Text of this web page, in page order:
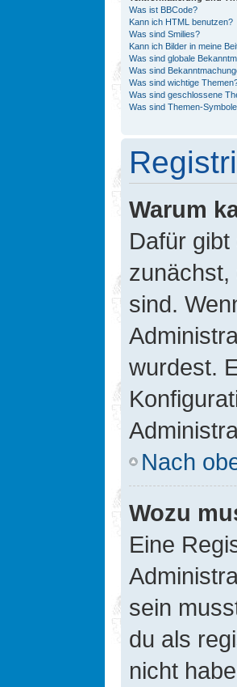
Was ist BBCode?
Kann ich HTML benutzen?
Was sind Smilies?
Kann ich Bilder in meine
Was sind globale
Was sind
Was sind wichtige
Was sind geschlossene
Was sind Themen-
Warum
Dafür
zunächst,
sind.
wurdest.
Nach
Wozu
Eine
sein
du als
nicht